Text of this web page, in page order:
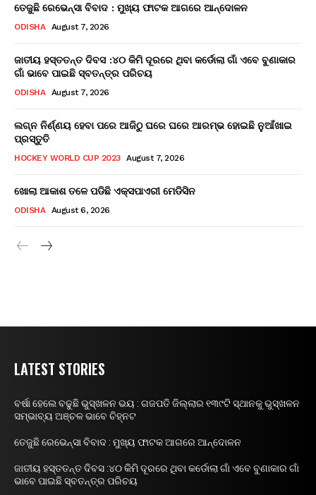
ତେଜୁଛି ରେଭେନ୍ସା ବିବାଦ : ମୁଖ୍ୟ ଫାଟକ ଆଗରେ ଆନ୍ଦୋଳନ
ODISHA August 7, 2026
ଜାତୀୟ ହସ୍ତତନ୍ତ ଦିବସ :୪୦ କିମି ଦୂରରେ ଥିବା କର୍ଡୋଲା ଗାଁ ଏବେ ବୁଣାକାର
ଗାଁ ଭାବେ ପାଇଛି ସ୍ବତନ୍ତ୍ର ପରିଚୟ
ODISHA August 7, 2026
ଲଗ୍ନ ନିର୍ଣ୍ଣୟ ହେବା ପରେ ଆଜିଠୁ ଘରେ ଘରେ ଆରମ୍ଭ ହୋଇଛି ନୁଆଁଖାଇ
ପ୍ରସ୍ତୁତି
HOCKEY WORLD CUP 2023 August 7, 2026
ଖୋଲା ଆକାଶ ତଳେ ପଡିଛି ଏକ୍ସପାଏରୀ ମେଡିସିନ
ODISHA August 6, 2026
LATEST STORIES
ବର୍ଷା ହେଲେ ବଢୁଛି ଭୁସ୍ଖଳନ ଭୟ : ଗଜପତି ଜିଲ୍ଲାର ୧୩୯ଟି ସ୍ଥାନକୁ ଭୁସ୍ଖଳନ
ସମ୍ଭାବ୍ୟ ଅଞ୍ଚଳ ଭାବେ ଚିହ୍ନଟ
ତେଜୁଛି ରେଭେନ୍ସା ବିବାଦ : ମୁଖ୍ୟ ଫାଟକ ଆଗରେ ଆନ୍ଦୋଳନ
ଜାତୀୟ ହସ୍ତତନ୍ତ ଦିବସ :୪୦ କିମି ଦୂରରେ ଥିବା କର୍ଡୋଲା ଗାଁ ଏବେ ବୁଣାକାର ଗାଁ
ଭାବେ ପାଇଛି ସ୍ବତନ୍ତ୍ର ପରିଚୟ